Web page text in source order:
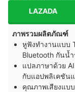
LAZADA
ภาพรวมผลิตภัณฑ์
หูฟังทำงานแบบ
Bluetooth กันน้
แปลภาษาด้วย
กับแอปพลิเคชัน
คุณภาพเสียงแบ